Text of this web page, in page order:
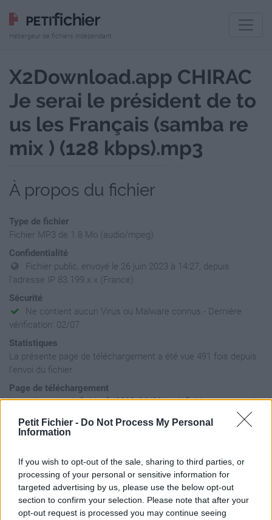
Petit Fichier - Do Not Process My Personal
Information
If you wish to opt-out of the sale, sharing to third parties, or
processing of your personal or sensitive information for
targeted advertising by us, please use the below opt-out
section to confirm your selection. Please note that after your
opt-out request is processed you may continue seeing
Hébergeur de fichiers indépendant
X2Download.app CHIRAC
Je serai le président de to
us les Français (samba re
mix ) (128 kbps).mp3
À propos du fichier
Type de fichier
Fichier MP3 de 1.8 Mo (audio/mpeg)
Confidentialité
Fichier public, envoyé le 26 juin 2023 à 14:27, depuis
l'adresse IP 83.199.x.x (France)
Sécurité
Ne contient aucun Virus ou Malware connus - Dernière
vérification: 02/07
Statistiques
La présente page de téléchargement a été vue 491 fois depuis
l'envoi du fichier
Page de téléchargement
https://www.petit-fichier.fr/2023/06/26/petit-fichier-sans-nom/
Aperçu du fichier